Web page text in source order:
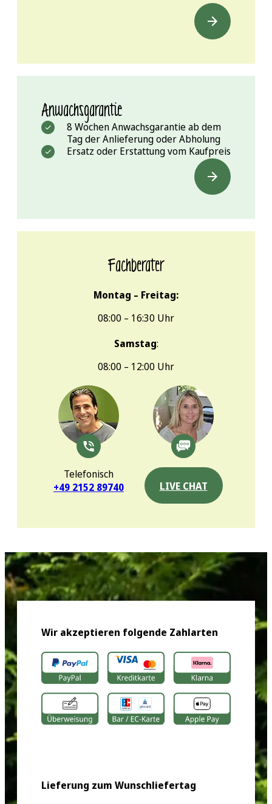
Anwachsgarantie
8 Wochen Anwachsgarantie ab dem
Tag der Anlieferung oder Abholung
Ersatz oder Erstattung vom Kaufpreis
Fachberater
Montag – Freitag:
08:00 – 16:30 Uhr
Samstag:
08:00 – 12:00 Uhr
Telefonisch
+49 2152 89740
LIVE CHAT
Wir akzeptieren folgende Zahlarten
Lieferung zum Wunschliefertag